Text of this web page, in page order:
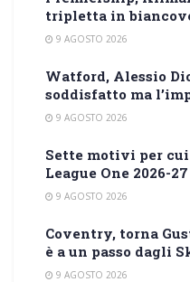
tripletta in
9 AGOSTO 2026
Watford, Alessio
soddisfatto ma
9 AGOSTO 2026
Sette motivi per
League One 2026-27
9 AGOSTO 2026
Coventry, torna
è a un passo dagli
9 AGOSTO 2026